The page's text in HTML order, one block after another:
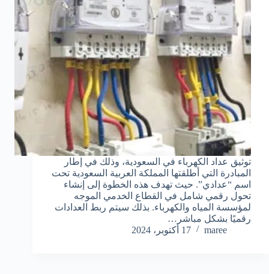
توثيق عداد الكهرباء في السعودية، وذلك في إطار
المبادرة التي أطلقتها المملكة العربية السعودية تحت
اسم “عدادي”. حيث تهدف هذه الخطوة إلى إنشاء
تحول رقمي شامل في القطاع الخدمي الموجه
لمؤسسة المياه والكهرباء. بذلك سيتم ربط العدادات
رقميًا بشكل مباشر…
maree
17 أكتوبر، 2024